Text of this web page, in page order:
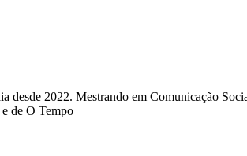
desde 2022. Mestrando em Comunicação
de O Tempo